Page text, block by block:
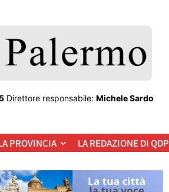
Direttore responsabile: Michele Sardo
PROVINCIA LA REDAZIONE DI QDP